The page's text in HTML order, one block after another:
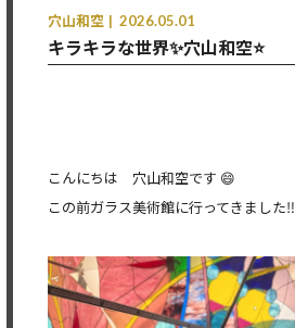
穴山和空 2026.05.01
キラキラな世界✨穴山和空⭐
こんにちは 穴山和空です 😄
この前ガラス美術館に行ってきました‼️